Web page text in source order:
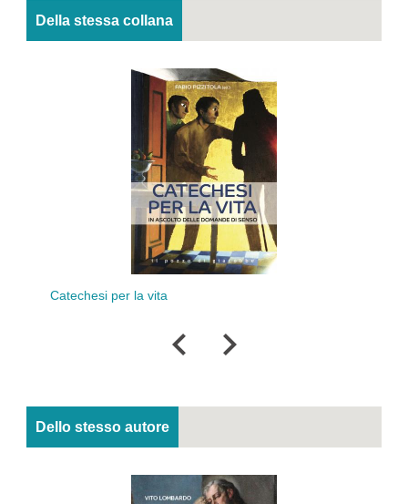
Della stessa collana
Catechesi per la vita
Dello stesso autore